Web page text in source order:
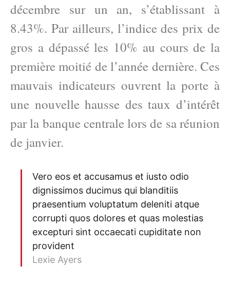
décembre sur un an, s’établissant à
8.43%. Par ailleurs, l’indice des prix de
gros a dépassé les 10% au cours de la
première moitié de l’année dernière. Ces
mauvais indicateurs ouvrent la porte à
une nouvelle hausse des taux d’intérêt
par la banque centrale lors de sa réunion
de janvier.
Vero eos et accusamus et iusto odio
dignissimos ducimus qui blanditiis
praesentium voluptatum deleniti atque
corrupti quos dolores et quas molestias
excepturi sint occaecati cupiditate non
provident
Lexie Ayers